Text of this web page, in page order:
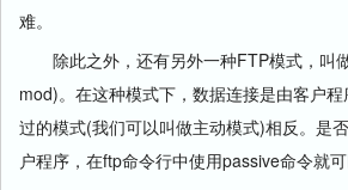
难。
除此之外，还有另外一种FTP模式，叫
mod)。在这种模式下，数据连接是由客户
过的模式(我们可以叫做主动模式)相反。是
户程序，在ftp命令行中使用passive命令就